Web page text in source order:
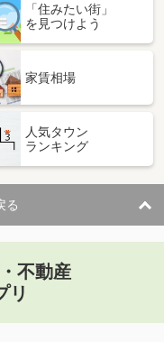
「住みたい街」
を見つけよう
家賃相場
人気タウン
ランキング
る
不動産
リ